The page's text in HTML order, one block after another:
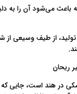
می‌شود آن را به
از طیف وسیعی از
در هند است، جایی که